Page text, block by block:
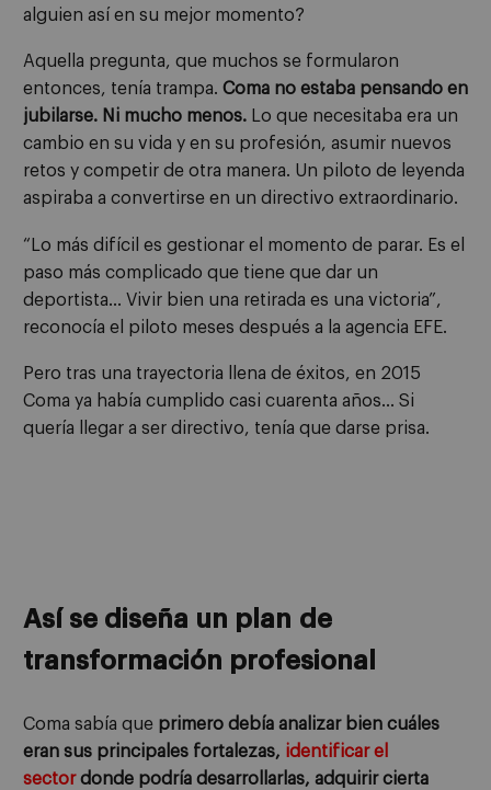
alguien así en su mejor momento?
Aquella pregunta, que muchos se formularon
entonces, tenía trampa. Coma no estaba pensando en
jubilarse. Ni mucho menos. Lo que necesitaba era un
cambio en su vida y en su profesión, asumir nuevos
retos y competir de otra manera. Un piloto de leyenda
aspiraba a convertirse en un directivo extraordinario.
“Lo más difícil es gestionar el momento de parar. Es el
paso más complicado que tiene que dar un
deportista… Vivir bien una retirada es una victoria”,
reconocía el piloto meses después a la agencia EFE.
Pero tras una trayectoria llena de éxitos, en 2015
Coma ya había cumplido casi cuarenta años… Si
quería llegar a ser directivo, tenía que darse prisa.
Así se diseña un plan de
transformación profesional
Coma sabía que primero debía analizar bien cuáles
eran sus principales fortalezas, identificar el
sectordonde podría desarrollarlas, adquirir cierta